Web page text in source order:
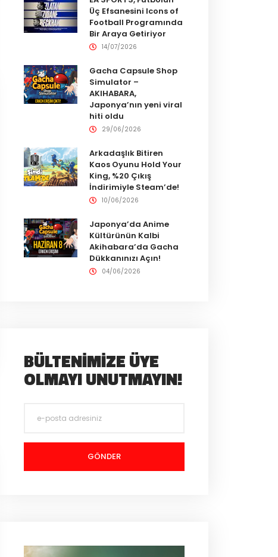
Üç Efsanesini Icons of
Football Programında
Bir Araya Getiriyor
14/07/2026
Gacha Capsule Shop
Simulator –
AKIHABARA,
Japonya’nın yeni viral
hiti oldu
29/06/2026
Arkadaşlık Bitiren
Kaos Oyunu Hold Your
King, %20 Çıkış
İndirimiyle Steam’de!
10/06/2026
Japonya’da Anime
Kültürünün Kalbi
Akihabara’da Gacha
Dükkanınızı Açın!
04/06/2026
BÜLTENIMIZE ÜYE
OLMAYI UNUTMAYIN!